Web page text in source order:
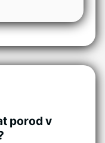
porod v